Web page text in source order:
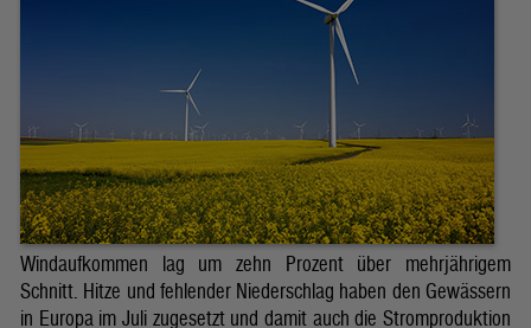
Windaufkommen lag um zehn Prozent über mehrjährigem
Schnitt. Hitze und fehlender Niederschlag haben den Gewässern
in Europa im Juli zugesetzt und damit auch die Stromproduktion